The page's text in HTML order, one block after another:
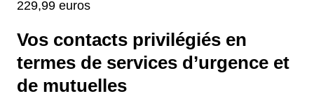
229,99 euros
Vos contacts privilégiés en
termes de services d’urgence et
de mutuelles